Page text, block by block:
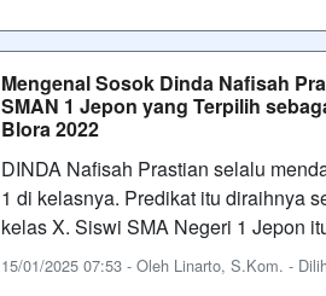
Mengenal Sosok Dinda Nafisah
SMAN 1 Jepon yang Terpilih
Blora 2022
DINDA Nafisah Prastian selalu
1 di kelasnya. Predikat itu diraihnya
kelas X. Siswi SMA Negeri 1 Jepon
15/01/2025 07:53 - Oleh Linarto, S.Kom. -